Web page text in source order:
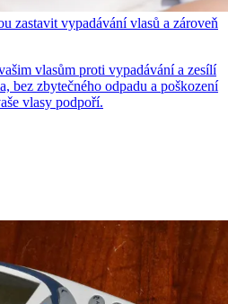
zastavit vypadávání vlasů a zároveň
vlasům proti vypadávání a zesílí
bez zbytečného odpadu a poškození
vlasy podpoří.